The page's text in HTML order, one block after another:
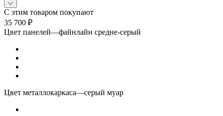
С этим товаром покупают
35 700 ₽
Цвет панелей—файнлайн средне-серый
Цвет металлокаркаса—серый муар